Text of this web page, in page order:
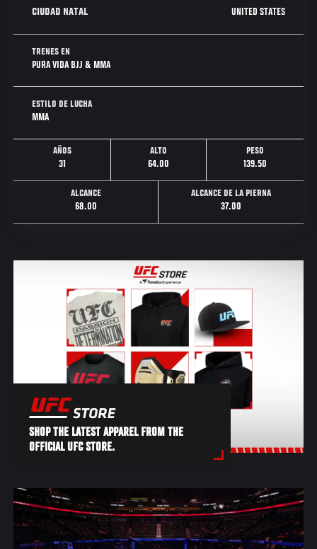
CIUDAD NATAL UNITED STATES
TRENES EN
PURA VIDA BJJ & MMA
ESTILO DE LUCHA
MMA
AÑOS
31
ALTO
64.00
PESO
139.50
ALCANCE
68.00
ALCANCE DE LA PIERNA
37.00
SHOP THE LATEST APPAREL FROM THE
OFFICIAL UFC STORE.